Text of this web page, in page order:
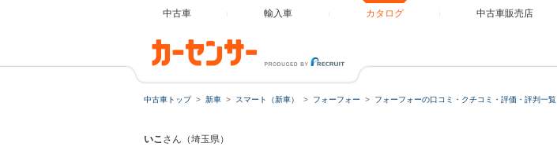
中古車 輸入車 カタログ 中古車販売店
中古車トップ 新車 スマート（新車） フォーフォー フォーフォーの口コミ・クチコミ・評価・評判一覧
いこさん（埼玉県）